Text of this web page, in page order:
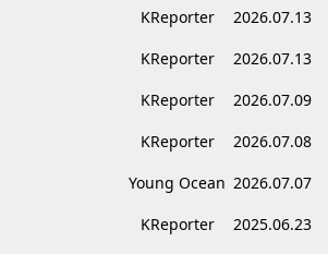
KReporter 2026.07.13
KReporter 2026.07.13
KReporter 2026.07.09
KReporter 2026.07.08
Young Ocean 2026.07.07
KReporter 2025.06.23